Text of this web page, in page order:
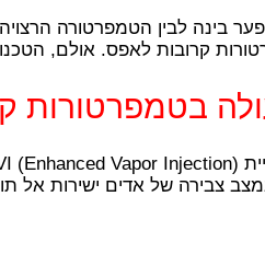
צבירה של אדים ישירות אל